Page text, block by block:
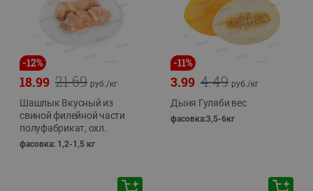
-12%
21.69
18.99 руб./кг
Шашлык Вкусный из
свиной филейной части
полуфабрикат, охл.
фасовка: 1,2-1,5 кг
-11%
4.49
3.99 руб./кг
Дыня Гуляби вес
фасовка:3,5-6кг